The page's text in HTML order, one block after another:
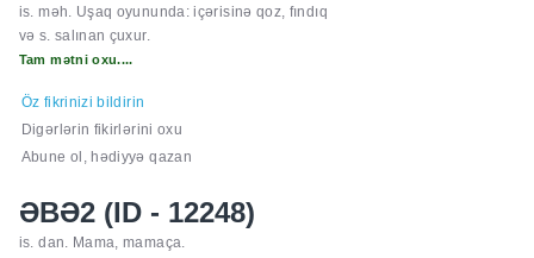
is. məh. Uşaq oyununda: içərisinə qoz, fındıq
və s. salınan çuxur.
Tam mətni oxu....
Öz fikrinizi bildirin
Digərlərin fikirlərini oxu
Abune ol, hədiyyə qazan
ƏBƏ2 (ID - 12248)
is. dan. Mama, mamaça.